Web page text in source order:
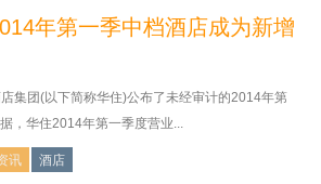
年第一季中档酒店成为新增
集团(以下简称华住)公布了未经审计的2014年第
，华住2014年第一季度营业...
讯 酒店